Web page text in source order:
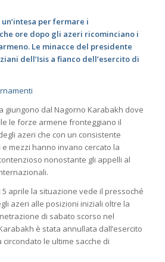
per fermare i
ore dopo gli azeri ricominciano i
Le minacce del presidente
dell’Isis a fianco dell’esercito di
giungono dal Nagorno Karabakh dove
le forze armene fronteggiano il
azeri che con un consistente
mezzi hanno invano cercato la
nonostante gli appelli al
aprile la situazione vede il pressoché
azeri alle posizioni iniziali oltre la
di sabato scorso nel
è stata annullata dall’esercito
circondato le ultime sacche di